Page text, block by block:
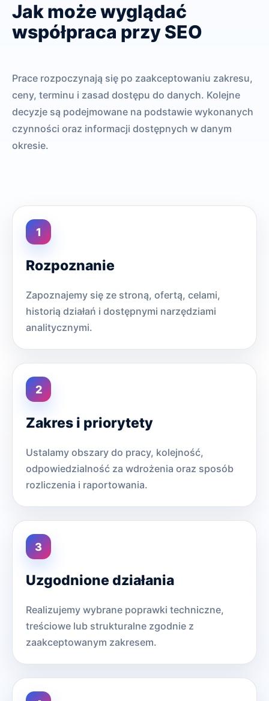
Jak może wyglądać
współpraca przy SEO
Prace rozpoczynają się po zaakceptowaniu zakresu,
ceny, terminu i zasad dostępu do danych. Kolejne
decyzje są podejmowane na podstawie wykonanych
czynności oraz informacji dostępnych w danym
okresie.
Rozpoznanie
Zapoznajemy się ze stroną, ofertą, celami,
historią działań i dostępnymi narzędziami
analitycznymi.
Zakres i priorytety
Ustalamy obszary do pracy, kolejność,
odpowiedzialność za wdrożenia oraz sposób
rozliczenia i raportowania.
Uzgodnione działania
Realizujemy wybrane poprawki techniczne,
treściowe lub strukturalne zgodnie z
zaakceptowanym zakresem.